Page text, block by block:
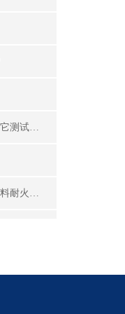
阻燃木材、纸和纸板及其它测试设备
建筑构件及钢结构防火涂料耐火性能试验设备